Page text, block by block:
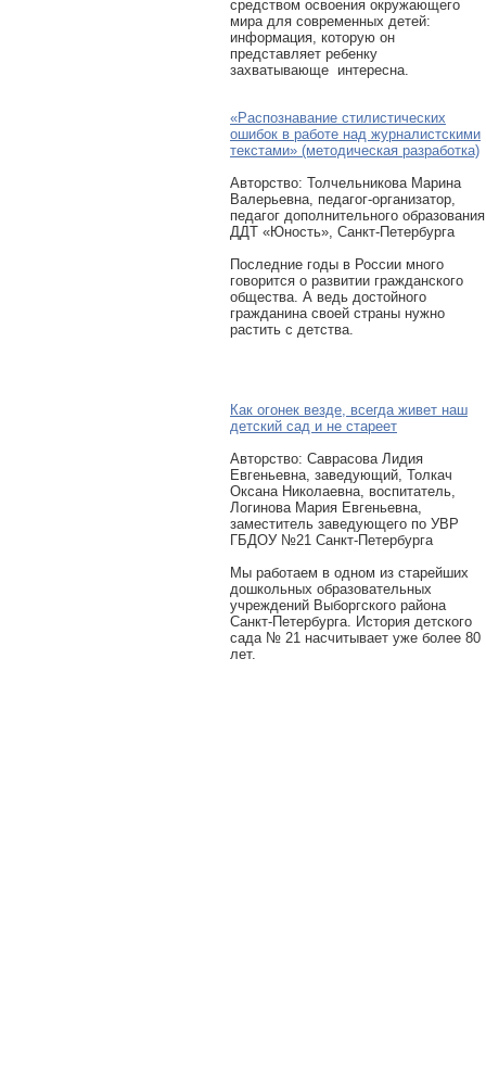
средством освоения окружающего
мира для современных детей:
информация, которую он
представляет ребенку
захватывающе интересна.
«Распознавание стилистических
ошибок в работе над журналистскими
текстами» (методическая разработка)
Авторcтво: Толчельникова Марина
Валерьевна, педагог-организатор,
педагог дополнительного образования
ДДТ «Юность», Санкт-Петербурга
Последние годы в России много
говорится о развитии гражданского
общества. А ведь достойного
гражданина своей страны нужно
растить с детства.
Как огонек везде, всегда живет наш
детский сад и не стареет
Авторcтво: Саврасова Лидия
Евгеньевна, заведующий, Толкач
Оксана Николаевна, воспитатель,
Логинова Мария Евгеньевна,
заместитель заведующего по УВР
ГБДОУ №21 Санкт-Петербурга
Мы работаем в одном из старейших
дошкольных образовательных
учреждений Выборгского района
Санкт-Петербурга. История детского
сада № 21 насчитывает уже более 80
лет.